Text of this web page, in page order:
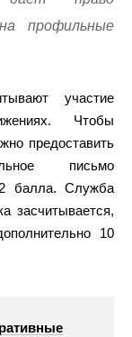
профильные
участие
Чтобы
предоставить
письмо
2 балла. Служба
засчитывается,
10